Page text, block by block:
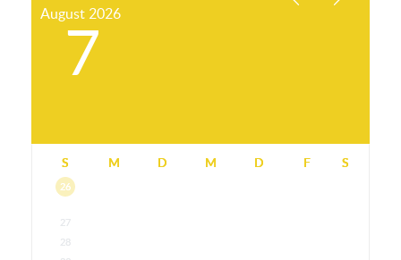
August 2026
7
S M D M D F S
26
27
28